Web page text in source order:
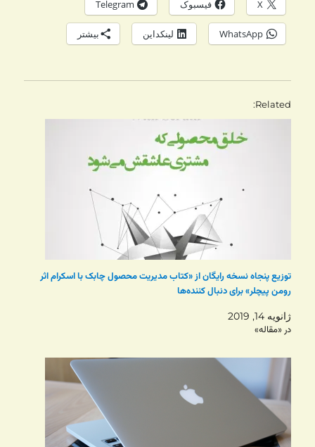
X فیسبوک Telegram
WhatsApp لینکداین بیشتر
Related
توزیع پنجاه نسخه رایگان از «کتاب مدیریت محصول چابک با اسکرام اثر
رومن پیچلر» برای دنبال کننده‌ها
ژانویه 14, 2019
در «مقاله»